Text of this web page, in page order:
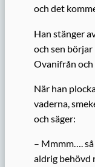
och det
Han stänger
och sen börjar
Ovanifrån och
När han
vaderna,
och säger:
– Mmmm….
aldrig behövd